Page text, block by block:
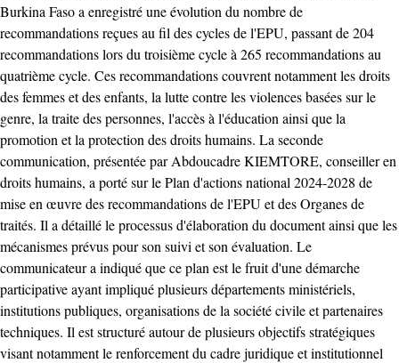
Burkina Faso a enregistré une évolution du nombre de
recommandations reçues au fil des cycles de l'EPU, passant de 204
recommandations lors du troisième cycle à 265 recommandations au
quatrième cycle. Ces recommandations couvrent notamment les droits
des femmes et des enfants, la lutte contre les violences basées sur le
genre, la traite des personnes, l'accès à l'éducation ainsi que la
promotion et la protection des droits humains. La seconde
communication, présentée par Abdoucadre KIEMTORE, conseiller en
droits humains, a porté sur le Plan d'actions national 2024-2028 de
mise en œuvre des recommandations de l'EPU et des Organes de
traités. Il a détaillé le processus d'élaboration du document ainsi que les
mécanismes prévus pour son suivi et son évaluation. Le
communicateur a indiqué que ce plan est le fruit d'une démarche
participative ayant impliqué plusieurs départements ministériels,
institutions publiques, organisations de la société civile et partenaires
techniques. Il est structuré autour de plusieurs objectifs stratégiques
visant notamment le renforcement du cadre juridique et institutionnel